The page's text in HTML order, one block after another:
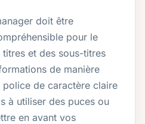
doit être
pour le
et des sous-titres
de manière
de caractère claire
à utiliser des puces ou
en avant vos